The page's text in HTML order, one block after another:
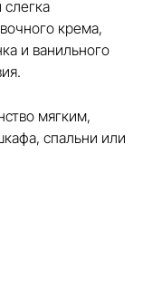
крема,
и ванильного
мягким,
спальни или